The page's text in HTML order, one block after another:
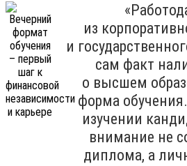
из
и
сам факт
о высшем
форма
изучении
внимание не
диплома, а